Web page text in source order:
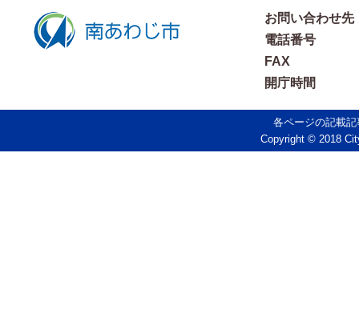
お問い合わせ先
電話番号
FAX
開庁時間
各ページの記載
Copyright © 2018